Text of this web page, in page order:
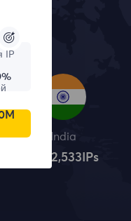
India
4,322,534 IPs
IP